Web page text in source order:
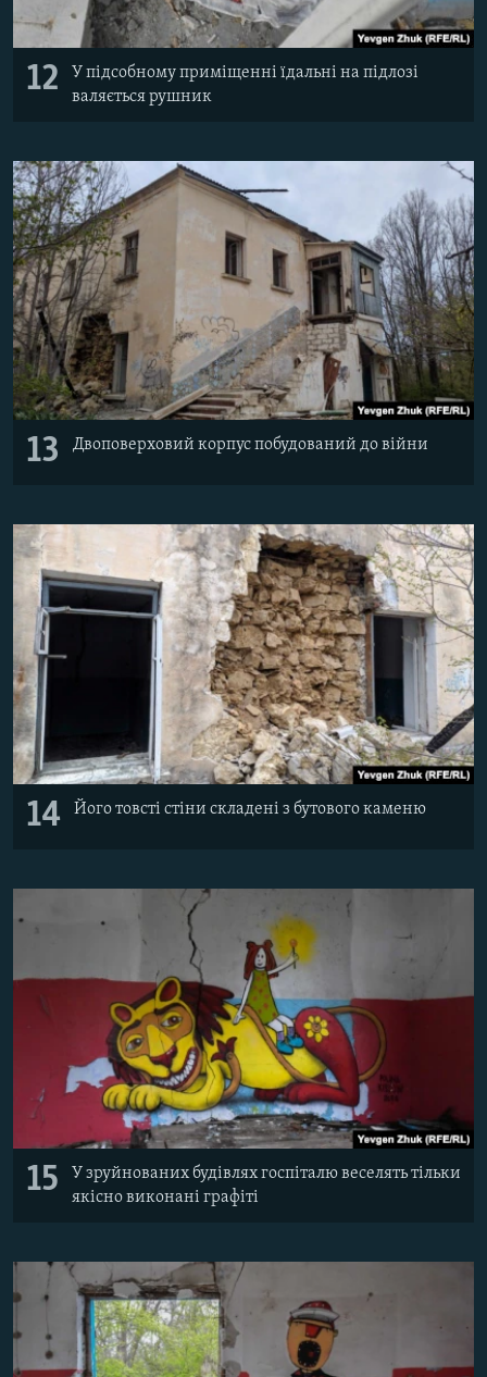
12
У підсобному приміщенні їдальні на підлозі
валяється рушник
13 Двоповерховий корпус побудований до війни
14 Його товсті стіни складені з бутового каменю
15
У зруйнованих будівлях госпіталю веселять тільки
якісно виконані графіті